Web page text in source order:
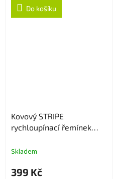
Do košíku
Kovový STRIPE
rychloupínací řemínek
Skladem
399 Kč